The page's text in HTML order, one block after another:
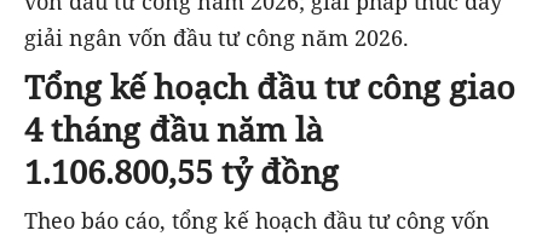
giải ngân vốn đầu tư công năm 2026.
Tổng kế hoạch đầu tư công giao
4 tháng đầu năm là
1.106.800,55 tỷ đồng
Theo báo cáo, tổng kế hoạch đầu tư công vốn